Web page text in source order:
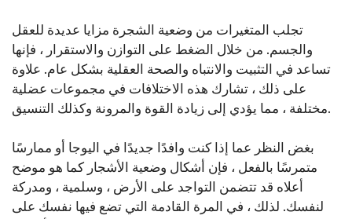
تجلب المتغيرات من وضعية الشجرة مزايا عديدة للعقل
والجسم. من خلال الضغط على التوازن والاستقرار ، فإنها
تساعد في التثبيت والانتباه والصحة العقلية بشكل عام. علاوة
على ذلك ، تشارك هذه الاختلافات في مجموعات عضلية
مختلفة ، مما يؤدي إلى زيادة القوة والمرونة وكذلك التنسيق.
بغض النظر عما إذا كنت وافدًا جديدًا في اليوجا أو ممارسًا
متمرسًا بالفعل ، فإن أشكال وضعية الأشجار كما هو موضح
أعلاه قد تتضمن التواجد على الأرض ، وسلمية ، ومدركة
لنفسك. لذلك ، في المرة القادمة التي تضع فيها نفسك على